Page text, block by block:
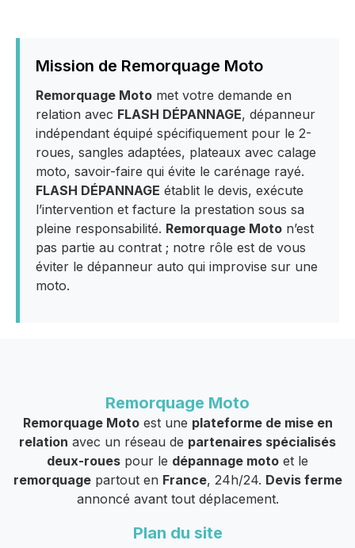
Mission de Remorquage Moto
Remorquage Moto met votre demande en
relation avec FLASH DÉPANNAGE, dépanneur
indépendant équipé spécifiquement pour le 2-
roues, sangles adaptées, plateaux avec calage
moto, savoir-faire qui évite le carénage rayé.
FLASH DÉPANNAGE établit le devis, exécute
l’intervention et facture la prestation sous sa
pleine responsabilité. Remorquage Moto n’est
pas partie au contrat ; notre rôle est de vous
éviter le dépanneur auto qui improvise sur une
moto.
Remorquage Moto
Remorquage Motoest une plateforme de mise en
relation avec un réseau de partenaires spécialisés
deux-roues pour le dépannage moto et le
remorquagepartout en France, 24h/24. Devis ferme
annoncé avant tout déplacement.
Plan du site